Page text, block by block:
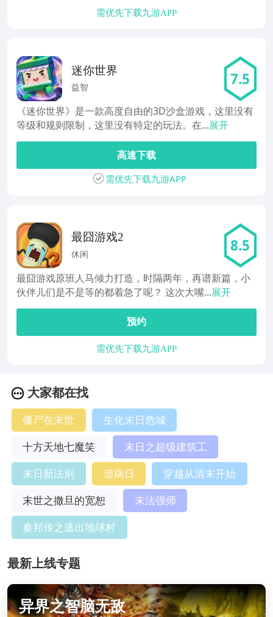
需优先下载九游APP
迷你世界
益智 7.5
《迷你世界》是一款高度自由的3D沙盒游戏，这里没有
等级和规则限制，这里没有特定的玩法。在...展开
高速下载
需优先下载九游APP
最囧游戏2
休闲 8.5
最囧游戏原班人马倾力打造，时隔两年，再谱新篇，小
伙伴儿们是不是等的都着急了呢？ 这次大嘴...展开
预约
需优先下载九游APP
大家都在找
僵尸在末世
生化末日危城
十方天地七魔笑
末日之超级建筑工
末日新法则
追病日
穿越从清末开始
末世之撒旦的宽恕
末法强师
秦邦传之逃出地球村
最新上线专题
异界之智脑无敌